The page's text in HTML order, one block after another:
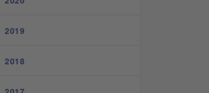
2019
2018